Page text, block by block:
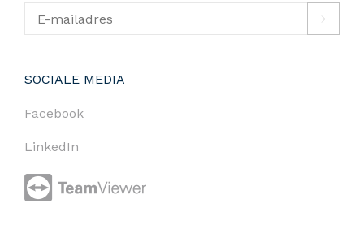
SOCIALE MEDIA
Facebook
LinkedIn